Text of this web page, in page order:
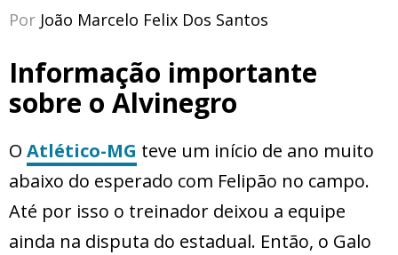
Por João Marcelo Felix Dos Santos
Informação importante
sobre o Alvinegro
O Atlético-MG teve um início de ano muito
abaixo do esperado com Felipão no campo.
Até por isso o treinador deixou a equipe
ainda na disputa do estadual. Então, o Galo